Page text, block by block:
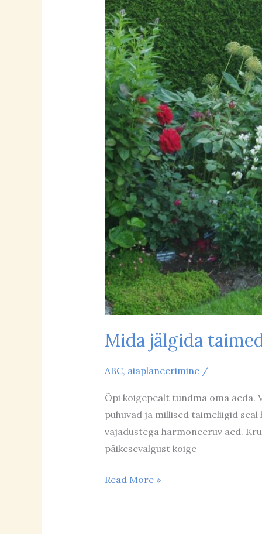
Mida jälgida
ABC, aiaplaneerimine/
Õpi kõigepealt tundma oma aeda.
puhuvad ja millised taimeliigid seal
vajadustega harmoneeruv aed.
päikesevalgust kõige
Read More »